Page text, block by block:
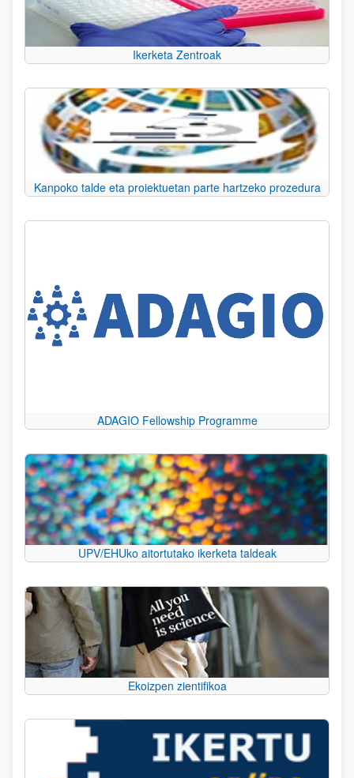
Ikerketa Zentroak
Kanpoko talde eta proiektuetan parte hartzeko prozedura
ADAGIO Fellowship Programme
UPV/EHUko aitortutako ikerketa taldeak
Ekoizpen zientifikoa